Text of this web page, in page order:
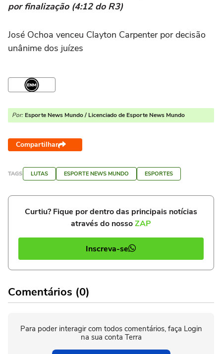
por finalização (4:12 do R3)
José Ochoa venceu Clayton Carpenter por decisão
unânime dos juízes
Por: Esporte News Mundo / Licenciado de Esporte News Mundo
Compartilhar
TAGS LUTAS ESPORTE NEWS MUNDO ESPORTES
Curtiu? Fique por dentro das principais notícias
através do nossoZAP
Inscreva-se
Comentários (0)
Para poder interagir com todos comentários, faça Login
na sua conta Terra